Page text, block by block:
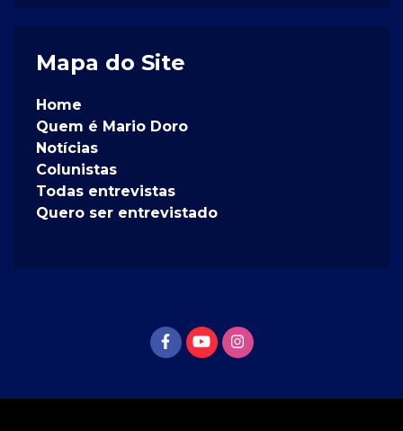
Mapa do Site
Home
Quem é Mario Doro
Notícias
Colunistas
Todas entrevistas
Quero ser entrevistado